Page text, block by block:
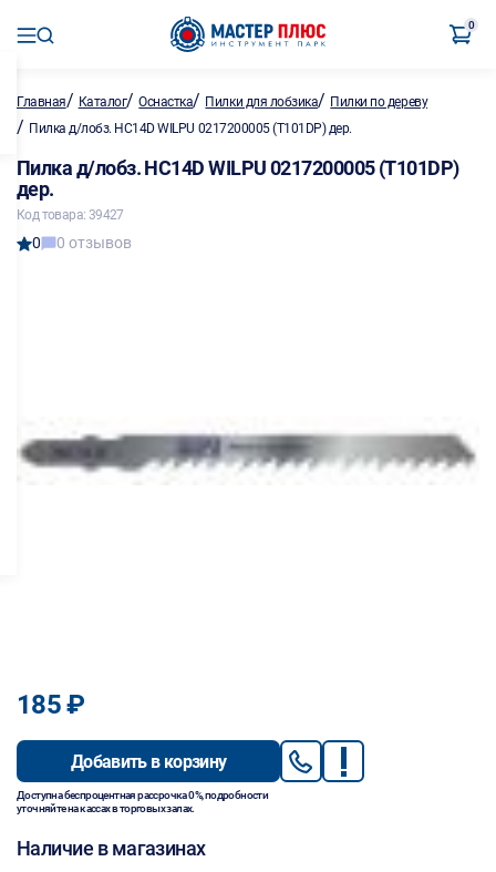
0
Главная/ Каталог/Оснастка/ Пилки для лобзика/ Пилки по дереву
/ Пилка д/лобз. HC14D WILPU 0217200005 (T101DP) дер.
Пилка д/лобз. HC14D WILPU 0217200005 (T101DP)
дер.
Код товара: 39427
0 0 отзывов
185 ₽
Добавить в корзину
Доступна беспроцентная рассрочка 0%, подробности
уточняйте на кассах в торговых залах.
Наличие в магазинах